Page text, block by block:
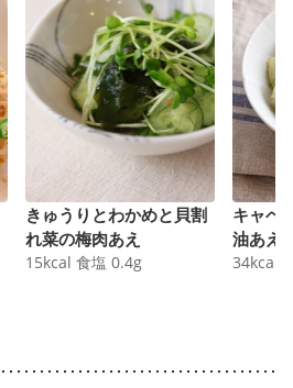
きゅうりとわかめと貝割
れ菜の梅肉あえ
15kcal 食塩 0.4g
キャベ
油あえ
34kcal